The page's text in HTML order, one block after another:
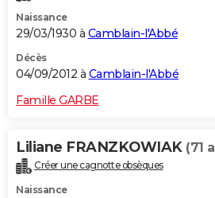
Naissance
29/03/1930 à Camblain-l'Abbé
Décès
04/09/2012 à Camblain-l'Abbé
Famille GARBE
Liliane FRANZKOWIAK (71
Créer une cagnotte obsèques
Naissance